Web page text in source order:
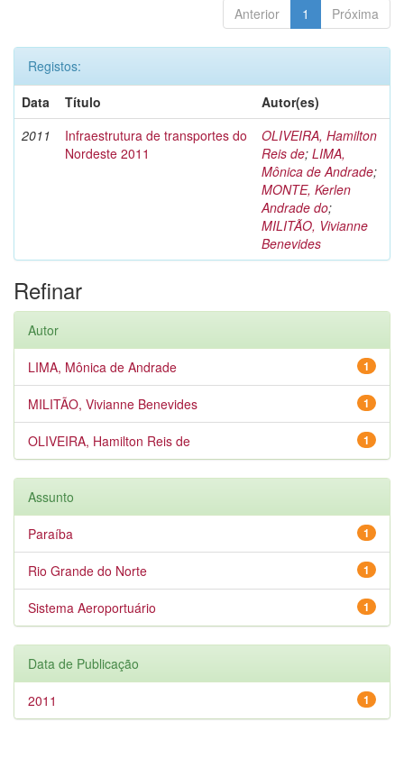
Anterior 1 Próxima
Registos:
Data
Título
Autor(es)
2011
Infraestrutura de transportes do
Nordeste 2011
OLIVEIRA, Hamilton
Reis de; LIMA,
Mônica de Andrade;
MONTE, Kerlen
Andrade do;
MILITÃO, Vivianne
Benevides
Refinar
Autor
1
LIMA, Mônica de Andrade
1
MILITÃO, Vivianne Benevides
1
OLIVEIRA, Hamilton Reis de
Assunto
1
Paraíba
1
Rio Grande do Norte
1
Sistema Aeroportuário
Data de Publicação
1
2011